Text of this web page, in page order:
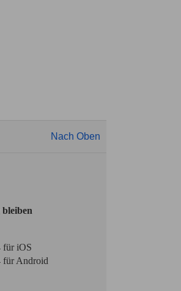
Nach Oben
für iOS
für Android